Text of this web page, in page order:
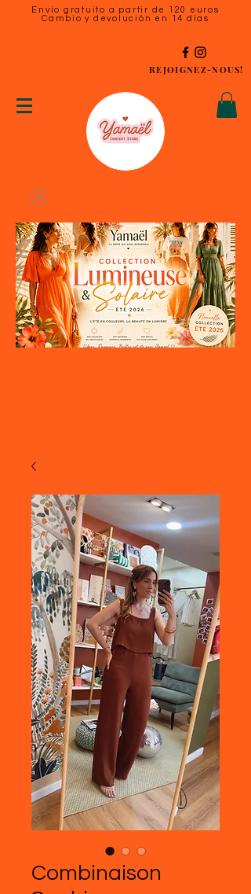
Envío gratuito a partir de 120 euros
Cambio y devolución en 14 días
REJOIGNEZ-NOUS!
Combinaison